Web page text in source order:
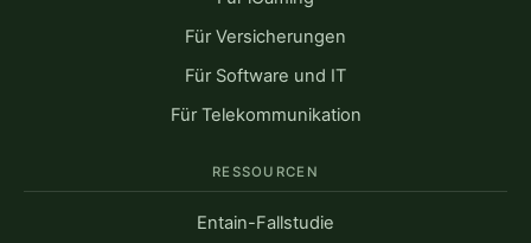
Für Versicherungen
Für Software und IT
Für Telekommunikation
RESSOURCEN
Entain-Fallstudie